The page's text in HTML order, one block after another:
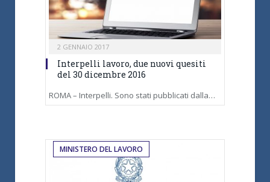
2 GENNAIO 2017
Interpelli lavoro, due nuovi quesiti
del 30 dicembre 2016
ROMA – Interpelli. Sono stati pubblicati dalla…
MINISTERO DEL LAVORO